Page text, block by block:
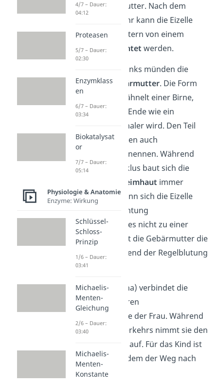
Richtung Gebärmutter. Nach dem
Geschlechtsverkehr kann die Eizelle
bereits in den Eileitern von einem
Spermiumbefruchtet werden.
Oben rechts und links münden die
Eileiter in dieGebärmutter. Die Form
der Gebärmutter ähnelt einer Birne,
wobei ihr unteres Ende wie ein
Flaschenhals schmaler wird. Den Teil
kannst du deswegen auch
nennen. Während
des weiblichen Zyklus baut sich die
Gebärmutterschleimhaut immer
weiter auf. Hier kann sich die Eizelle
nach einer Befruchtung
einnisten. Kommt es nicht zu einer
Befruchtung, stößt die Gebärmutter die
Schleimhaut während der Regelblutung
Die
Scheide(Vagina) verbindet die
äußeren und inneren
Geschlechtsorgane der Frau. Während
des Geschlechtsverkehrs nimmt sie den
Penis des Mannes auf. Für das Kind ist
die Scheide außerdem der Weg nach
draußen.
4/7 – Dauer:
04:12
Proteasen
5/7 – Dauer:
02:30
Enzymklass
en
6/7 – Dauer:
03:34
Biokatalysat
or
7/7 – Dauer:
05:14
Physiologie & Anatomie
Enzyme: Wirkung
Schlüssel-
Schloss-
Prinzip
1/6 – Dauer:
03:41
Michaelis-
Menten-
Gleichung
2/6 – Dauer:
03:40
Michaelis-
Menten-
Konstante